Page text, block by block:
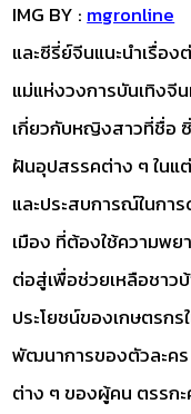
IMG BY : mgronline
และซีรี่ย์จีนแนะนำเรื่อ
แม่แห่งวงการบันเทิงจี
เกี่ยวกับหญิงสาวที่ชื่อ
ฝันอุปสรรคต่าง ๆ ในแ
และประสบการณ์ในกา
เมือง ที่ต้องใช้ความพย
ต่อสู่เพื่อช่วยเหลือชาว
ประโยชน์ของเกษตรกร
พัฒนาการของตัวละค
ต่าง ๆ ของผู้คน ตรรกะ